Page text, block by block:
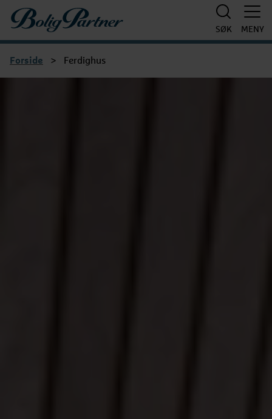
Boligpartner
SØK MENY
Forside > Ferdighus